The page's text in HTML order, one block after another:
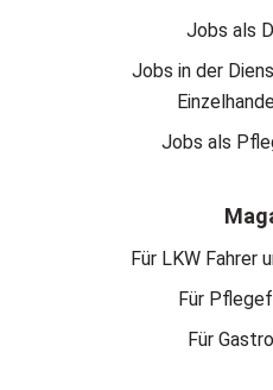
Jobs als
Jobs in der
Jobs als
Für LKW Fahrer
Für
Für